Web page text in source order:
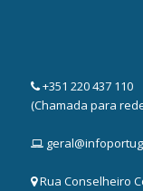
+351 220 437 110
(Chamada para
Rua Conselheiro